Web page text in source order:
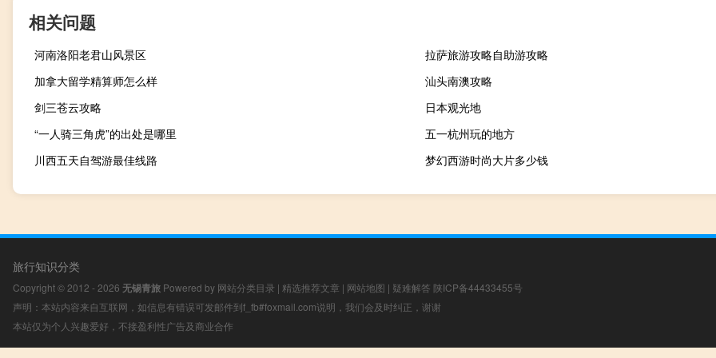
相关问题
河南洛阳老君山风景区
拉萨旅游攻略自助游攻略
加拿大留学精算师怎么样
汕头南澳攻略
剑三苍云攻略
日本观光地
“一人骑三角虎”的出处是哪里
五一杭州玩的地方
川西五天自驾游最佳线路
梦幻西游时尚大片多少钱
旅行知识分类
Copyright © 2012 - 2026 无锡青旅 Powered by 网站分类目录 | 精选推荐文章 | 网站地图 | 疑难解答 陕ICP备44433455号
声明：本站内容来自互联网，如信息有错误可发邮件到f_fb#foxmail.com说明，我们会及时纠正，谢谢
本站仅为个人兴趣爱好，不接盈利性广告及商业合作